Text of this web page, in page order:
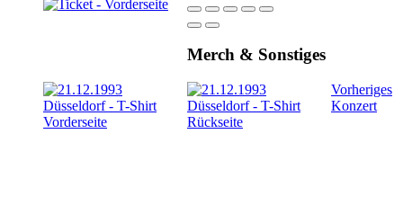
Merch & Sonstiges
Vorheriges
Konzert